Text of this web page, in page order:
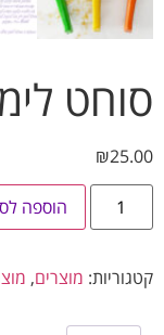
לימון
₪
הוספה לסל
מוצרים,